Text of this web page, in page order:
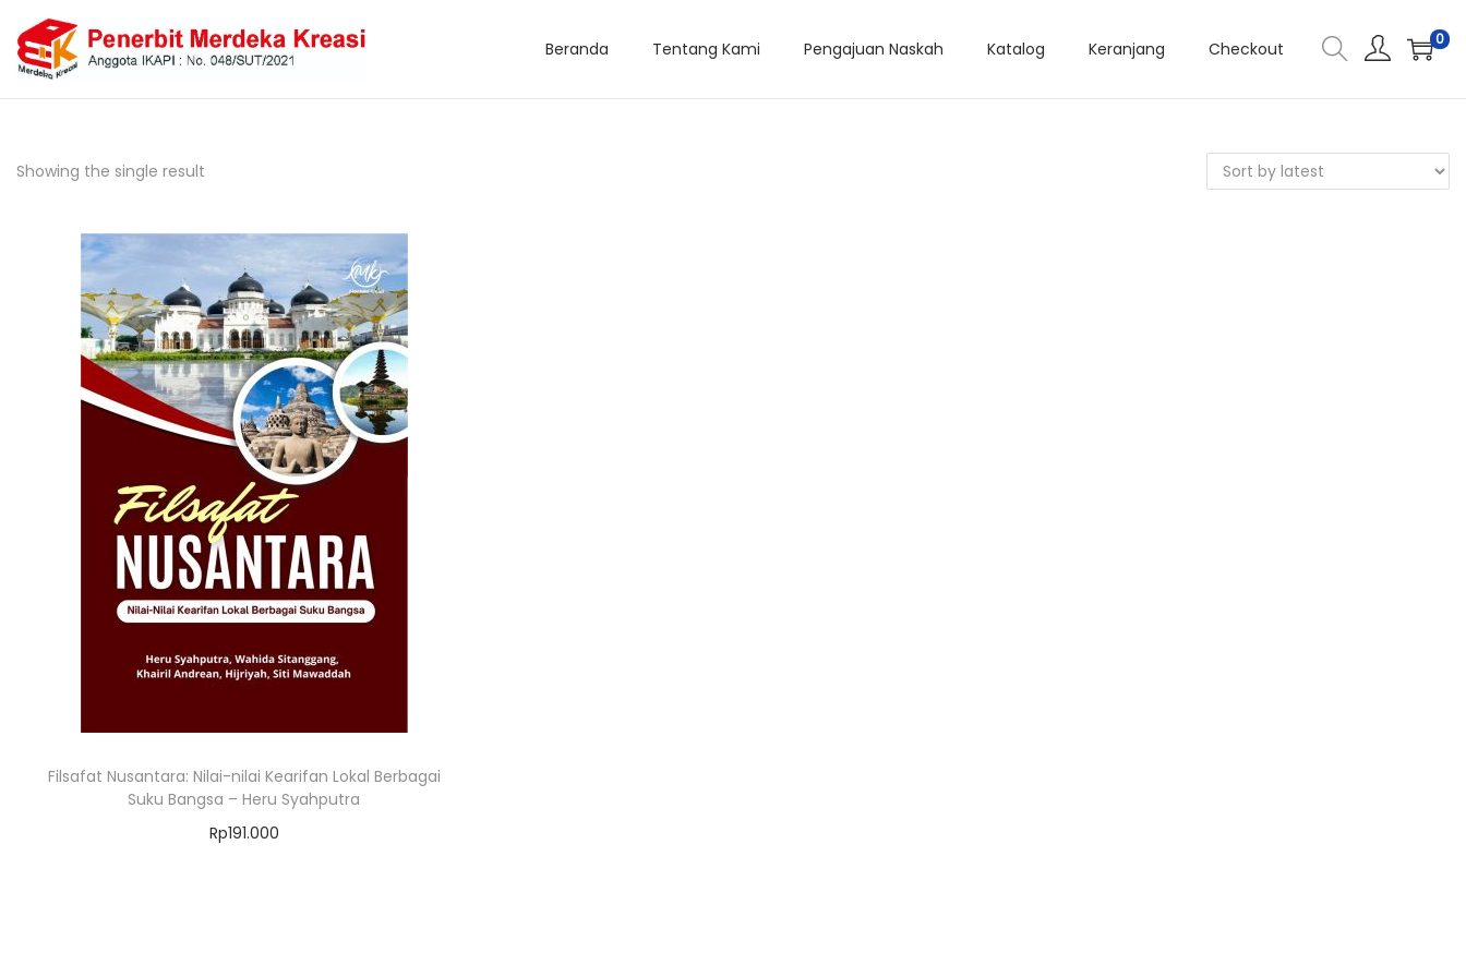
Beranda Tentang Kami Pengajuan Naskah Katalog Keranjang Checkout 0
Showing the single result
Filsafat Nusantara: Nilai-nilai Kearifan Lokal Berbagai
Suku Bangsa – Heru Syahputra
Rp191.000